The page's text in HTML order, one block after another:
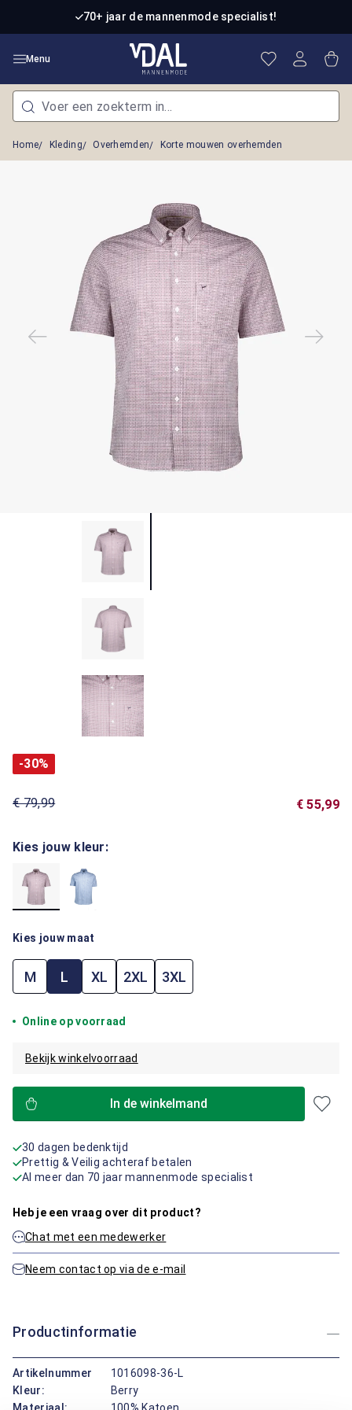
Ga naar de hoofdinhoud70+ jaar de mannenmode specialist!
Menu Je hebt 0
Home Kleding Overhemden Korte mouwen overhemden
-30%
€ 79,99 € 55,99
Kies jouw kleur:
Kies jouw maat
M L XL 2XL 3XL
Online op voorraad
Bekijk winkelvoorraad
In de winkelmand
30 dagen bedenktijd
Prettig & Veilig achteraf betalen
Al meer dan 70 jaar mannenmode specialist
Heb je een vraag over dit product?
Chat met een medewerker
Neem contact op via de e-mail
Productinformatie
Artikelnummer
1016098-36-L
Kleur:
Berry